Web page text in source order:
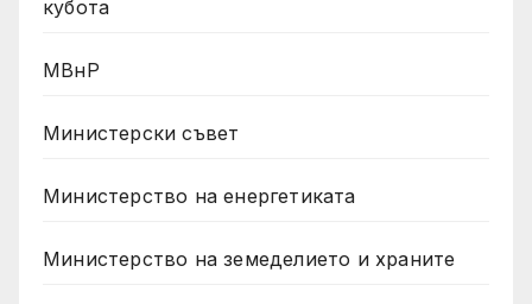
кубота
МВнР
Министерски съвет
Министерство на енергетиката
Министерство на земеделието и храните